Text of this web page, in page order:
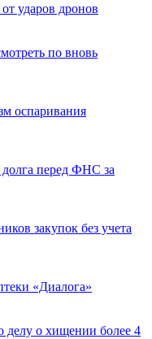
ударов дронов
по вновь
оспаривания
долга перед ФНС за
закупок без учета
«Диалога»
делу о хищении более 4